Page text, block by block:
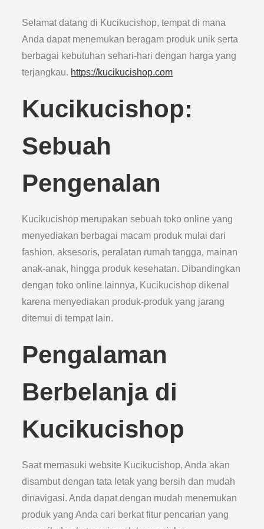
Selamat datang di Kucikucishop, tempat di mana
Anda dapat menemukan beragam produk unik serta
berbagai kebutuhan sehari-hari dengan harga yang
terjangkau. https://kucikucishop.com
Kucikucishop:
Sebuah
Pengenalan
Kucikucishop merupakan sebuah toko online yang
menyediakan berbagai macam produk mulai dari
fashion, aksesoris, peralatan rumah tangga, mainan
anak-anak, hingga produk kesehatan. Dibandingkan
dengan toko online lainnya, Kucikucishop dikenal
karena menyediakan produk-produk yang jarang
ditemui di tempat lain.
Pengalaman
Berbelanja di
Kucikucishop
Saat memasuki website Kucikucishop, Anda akan
disambut dengan tata letak yang bersih dan mudah
dinavigasi. Anda dapat dengan mudah menemukan
produk yang Anda cari berkat fitur pencarian yang